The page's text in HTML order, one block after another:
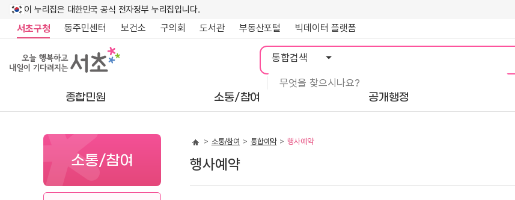
이 누리집은 대한민국 공식 전자정부 누리집입니다.
서초구청 동주민센터 보건소 구의회 도서관 부동산포털 빅데이터 플랫폼
통
합
검
색
종합민원 소통/참여 공개행정
소통/참여
소통/참여 통합예약 행사예약
행사예약